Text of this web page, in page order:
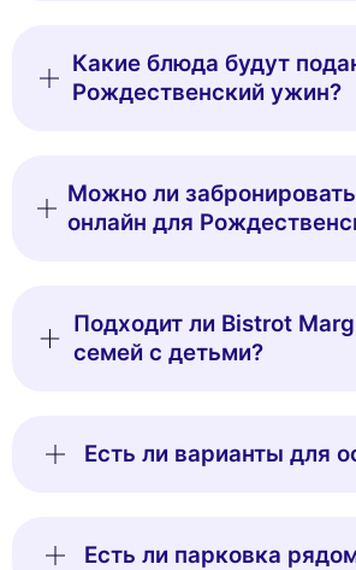
Какие блюда будут
Рождественский ужин?
Можно ли
онлайн для
Подходит ли Bistrot
семей с детьми?
Есть ли варианты для
Есть ли парковка